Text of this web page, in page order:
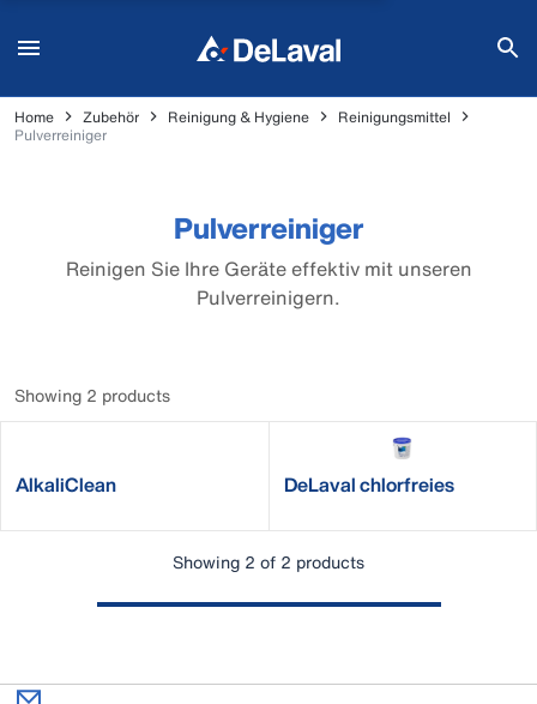
Home Zubehör Reinigung & Hygiene
Reinigungsmittel
Pulverreiniger
Pulverreiniger
Reinigen Sie Ihre Geräte effektiv mit unseren
Pulverreinigern.
Showing 2 products
AlkaliClean DeLaval chlorfreies
Showing 2 of 2 products